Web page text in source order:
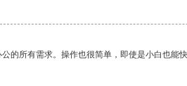
的所有需求。操作也很简单，即使是小白也能快